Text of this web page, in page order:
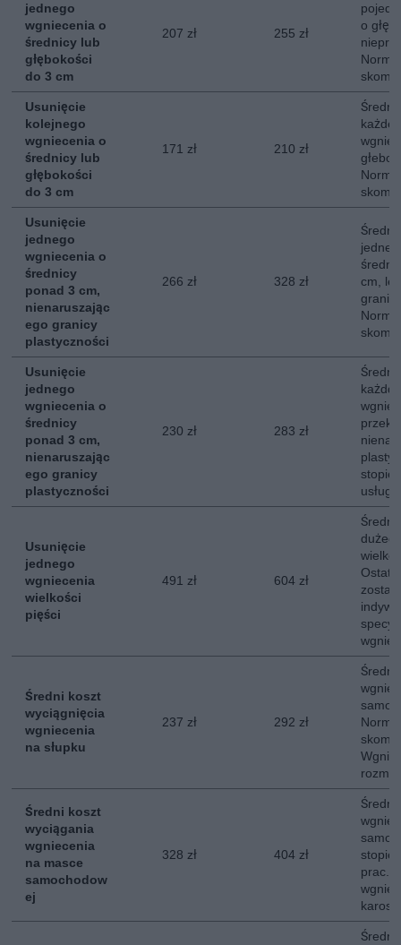
jednego
wgniecenia o
średnicy lub
głębokości
do 3 cm
207 zł 255 zł
o
Usunięcie
kolejnego
wgniecenia o
średnicy lub
głębokości
do 3 cm
171 zł 210 zł
Średni
Usunięcie
jednego
wgniecenia o
średnicy
ponad 3 cm,
nienaruszając
ego granicy
plastyczności
266 zł 328 zł
Średni
cm,
Usunięcie
jednego
wgniecenia o
średnicy
ponad 3 cm,
nienaruszając
ego granicy
plastyczności
230 zł 283 zł
Średni
usługi.
Usunięcie
jednego
wgniecenia
wielkości
pięści
491 zł 604 zł
Średni koszt
wyciągnięcia
wgniecenia
na słupku
237 zł 292 zł
Średni
Średni koszt
wyciągania
wgniecenia
na masce
samochodow
ej
328 zł 404 zł
Średni
prac.
Średni